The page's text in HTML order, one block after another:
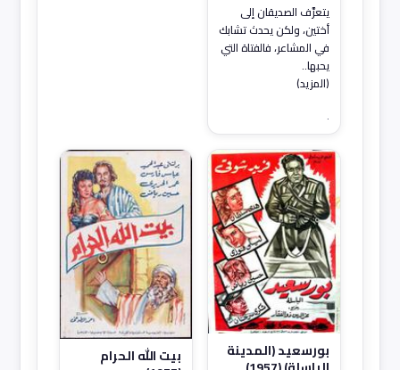
يتعرَّف الصديقان إلى
أختين، ولكن يحدث تشابك
في المشاعر، فالفتاة التي
يحبها..
(المزيد)
.
بورسعيد (المدينة بيت الله الحرام